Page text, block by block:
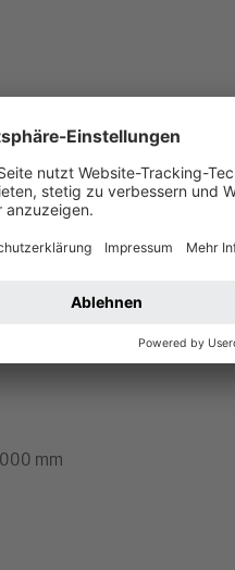
sind bauseits anzuschließen)
mm